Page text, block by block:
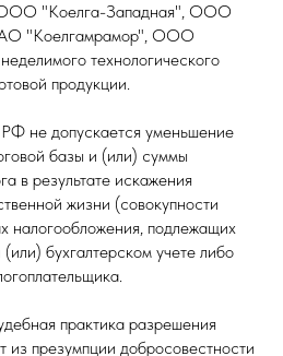
"Коелга-Западная", ООО
"Коелгамрамор", ООО
технологического
продукции.
не допускается уменьшение
базы и (или) суммы
в результате искажения
жизни (совокупности
налогообложения, подлежащих
бухгалтерском учете либо
практика разрешения
из презумпции добросовестности